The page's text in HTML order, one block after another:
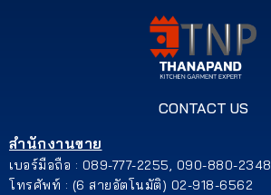
CONTACT US
สำนักงานขาย
เบอร์มือถือ : 089-777-2255, 090-880-2348
โทรศัพท์ : (6 สายอัตโนมัติ) 02-918-6562